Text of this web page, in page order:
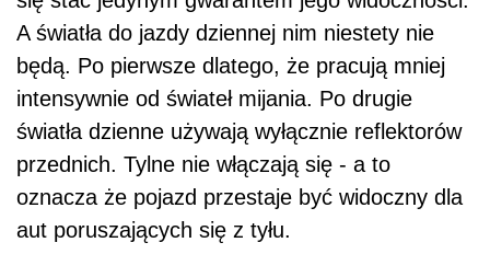
A światła do jazdy dziennej nim niestety nie
będą. Po pierwsze dlatego, że pracują mniej
intensywnie od świateł mijania. Po drugie
światła dzienne używają wyłącznie reflektorów
przednich. Tylne nie włączają się - a to
oznacza że pojazd przestaje być widoczny dla
aut poruszających się z tyłu.